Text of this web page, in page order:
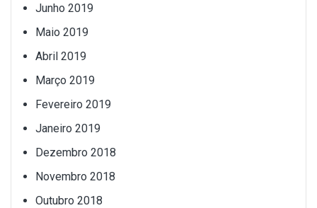
Junho 2019
Maio 2019
Abril 2019
Março 2019
Fevereiro 2019
Janeiro 2019
Dezembro 2018
Novembro 2018
Outubro 2018